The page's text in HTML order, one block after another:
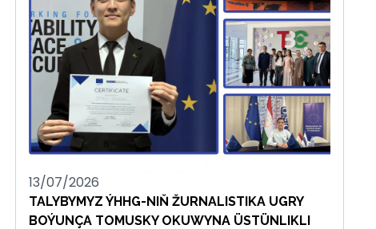
13/07/2026
TALYBYMYZ ÝHHG-NIŇ ŽURNALISTIKA UGRY
BOÝUNÇA TOMUSKY OKUWYNA ÜSTÜNLIKLI